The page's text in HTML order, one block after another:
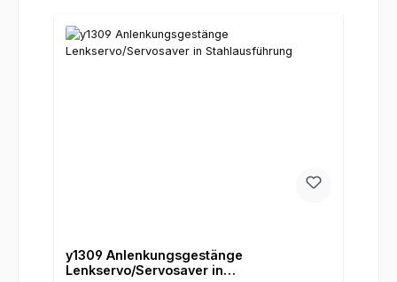
y1309 Anlenkungsgestänge
Lenkservo/Servosaver in